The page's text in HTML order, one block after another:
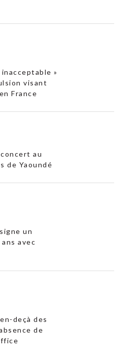
»
visant
France
au
de Yaoundé
un
avec
deçà des
de